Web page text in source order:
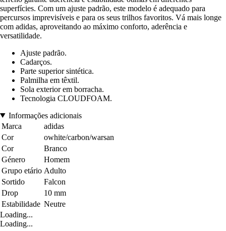
superfícies. Com um ajuste padrão, este modelo é adequado para
percursos imprevisíveis e para os seus trilhos favoritos. Vá mais longe
com adidas, aproveitando ao máximo conforto, aderência e
versatilidade.
Ajuste padrão.
Cadarços.
Parte superior sintética.
Palmilha em têxtil.
Sola exterior em borracha.
Tecnologia CLOUDFOAM.
Informações adicionais
Marca
adidas
Cor
owhite/carbon/warsan
Cor
Branco
Género
Homem
Grupo etário Adulto
Sortido
Falcon
Drop
10 mm
Estabilidade Neutre
Loading...
Loading...